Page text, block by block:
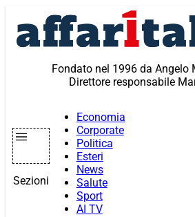
contenuto
Fondato nel 1996 da Angelo
Direttore responsabile
Sezioni
Economia
Corporate
Politica
Esteri
News
Salute
Sport
AI TV